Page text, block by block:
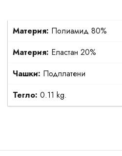
Материя: Полиамид 80%
Материя: Еластан 20%
Чашки: Подплатени
Тегло: 0.11 kg.